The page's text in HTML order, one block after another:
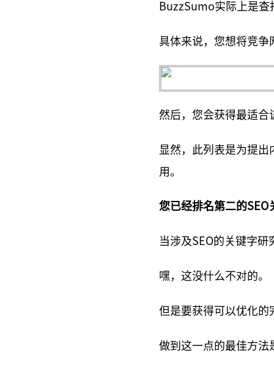
BuzzSumo实际上是查
具体来说，您想将竞争
然后，您会获得最适合
显然，此列表是为提出
用。
您已经排名第二的SEO
当涉及SEO的关键字
嘿，这没什么不对的。
但是要获得可以优化的
做到这一点的最佳方法